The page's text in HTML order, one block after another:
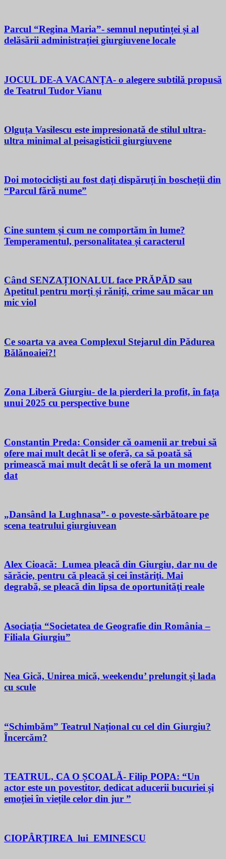
Parcul “Regina Maria”- semnul neputinței și al
delăsării administrației giurgiuvene locale
JOCUL DE-A VACANŢA- o alegere subtilă propusă
de Teatrul Tudor Vianu
Olguța Vasilescu este impresionată de stilul ultra-
ultra minimal al peisagisticii giurgiuvene
Doi motocicliști au fost dați dispăruți în boscheții din
“Parcul fără nume”
Cine suntem și cum ne comportăm în lume?
Temperamentul, personalitatea și caracterul
Când SENZAȚIONALUL face PRĂPĂD sau
Apetitul pentru morți și răniți, crime sau măcar un
mic viol
Ce soarta va avea Complexul Stejarul din Pădurea
Bălănoaiei?!
Zona Liberă Giurgiu- de la pierderi la profit, în fața
unui 2025 cu perspective bune
Constantin Preda: Consider că oamenii ar trebui să
ofere mai mult decât li se oferă, ca să poată să
primească mai mult decât li se oferă la un moment
dat
„Dansând la Lughnasa”- o poveste-sărbătoare pe
scena teatrului giurgiuvean
Alex Cioacă: Lumea pleacă din Giurgiu, dar nu de
sărăcie, pentru că pleacă şi cei înstăriţi. Mai
degrabă, se pleacă din lipsa de oportunităţi reale
Asociația “Societatea de Geografie din România –
Filiala Giurgiu”
Nea Gică, Unirea mică, weekendu’ prelungit și lada
cu scule
“Schimbăm” Teatrul Național cu cel din Giurgiu?
Încercăm?
TEATRUL, CA O ȘCOALĂ- Filip POPA: “Un
actor este un povestitor, dedicat aducerii bucuriei și
emoției în viețile celor din jur ”
CIOPÂRȚIREA lui EMINESCU